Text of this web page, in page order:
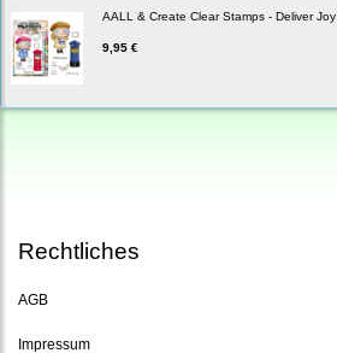
AALL & Create Clear Stamps - Deliver Joy
9,95 €
Rechtliches
AGB
Impressum